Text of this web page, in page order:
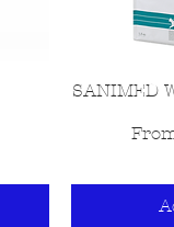
SANIMED
Sale